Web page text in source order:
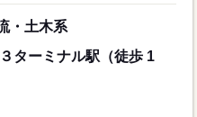
・土木系
ターミナル駅（徒歩 1